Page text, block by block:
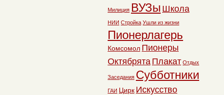
Милиция ВУЗы Школа
НИИ Стройка Ушли из жизни
Пионерлагерь
Комсомол Пионеры
Октябрята Плакат Отдых
Заседания Субботники
ГАИ Цирк Искусство